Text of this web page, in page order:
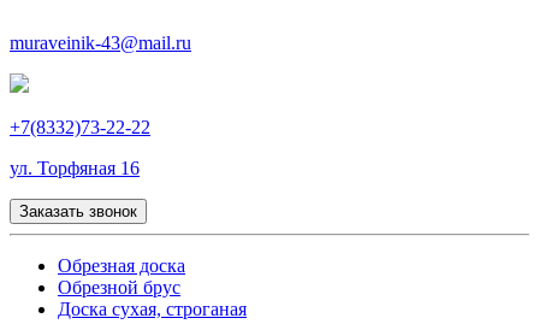
muraveinik-43@mail.ru
+7(8332)73-22-22
ул. Торфяная 16
Заказать звонок
Обрезная доска
Обрезной брус
Доска сухая, строганая